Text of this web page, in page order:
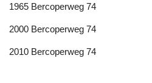
1965 Bercoperweg 74
2000 Bercoperweg 74
2010 Bercoperweg 74